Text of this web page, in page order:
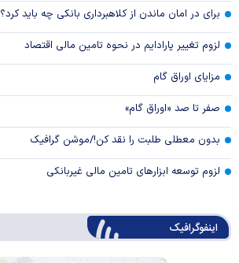
برای در امان ماندن از کلاهبرداری بانکی چه باید کرد؟
لزوم تغییر پارادایم در نحوه تامین مالی اقتصاد
مزایای اوراق گام
صفر تا صد «اوراق گام»
بدون معطلی طلبت را نقد کن!/موشن گرافیک
لزوم توسعه ابزارهای تامین مالی غیربانکی
اینفوگرافیک